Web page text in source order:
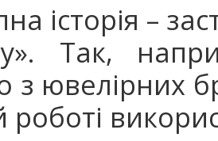
історія –
Так,
з ювелірних
роботі